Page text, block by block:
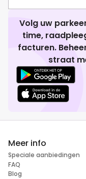
Volg uw
time,
facturen.
straat
Meer info
Speciale aanbiedingen
FAQ
Blog